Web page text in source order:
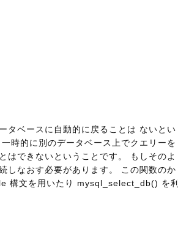
タベースに自動的に戻ることは ないとい
時的に別のデータベース上でクエリーを
はできないということです。 もしそのよ
しなおす必要があります。 この関数のか
構文を用いたり mysql_select_db() を利